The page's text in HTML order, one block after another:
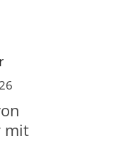
mit